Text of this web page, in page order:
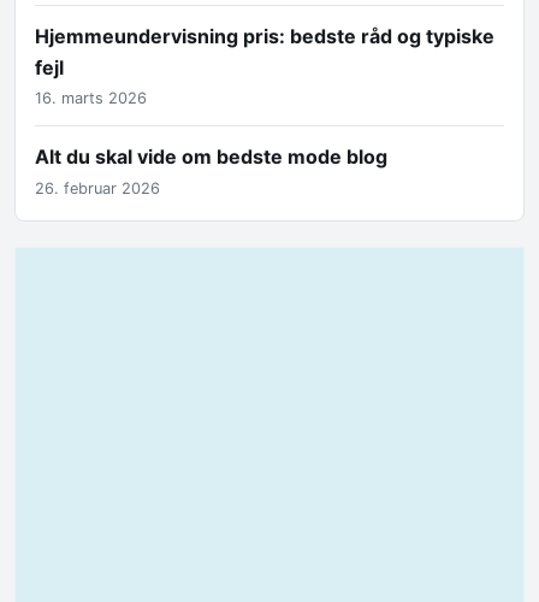
Hjemmeundervisning pris: bedste råd og typiske
fejl
16. marts 2026
Alt du skal vide om bedste mode blog
26. februar 2026